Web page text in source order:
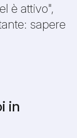
è attivo",
sapere
in